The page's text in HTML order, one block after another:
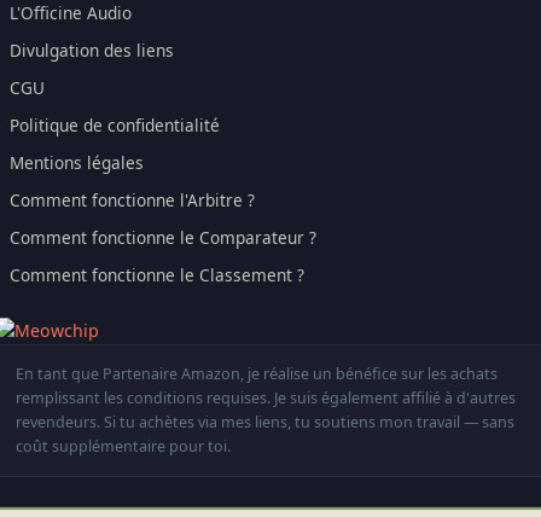
L'Officine Audio
Divulgation des liens
CGU
Politique de confidentialité
Mentions légales
Comment fonctionne l'Arbitre ?
Comment fonctionne le Comparateur ?
Comment fonctionne le Classement ?
En tant que Partenaire Amazon, je réalise un bénéfice sur les achats
remplissant les conditions requises. Je suis également affilié à d'autres
revendeurs. Si tu achètes via mes liens, tu soutiens mon travail — sans
coût supplémentaire pour toi.